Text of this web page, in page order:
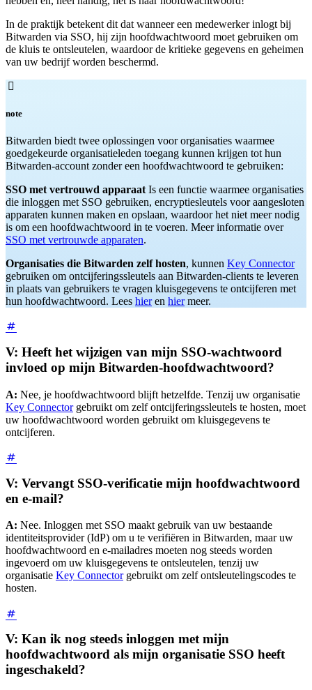
In de praktijk betekent dit dat wanneer een medewerker inlogt bij
Bitwarden via SSO, hij zijn hoofdwachtwoord moet gebruiken om
de kluis te ontsleutelen, waardoor de kritieke gegevens en geheimen
van uw bedrijf worden beschermd.

note
Bitwarden biedt twee oplossingen voor organisaties waarmee
goedgekeurde organisatieleden toegang kunnen krijgen tot hun
Bitwarden-account zonder een hoofdwachtwoord te gebruiken:
SSO met vertrouwd apparaat Is een functie waarmee organisaties
die inloggen met SSO gebruiken, encryptiesleutels voor aangesloten
apparaten kunnen maken en opslaan, waardoor het niet meer nodig
is om een hoofdwachtwoord in te voeren. Meer informatie over
SSO met vertrouwde apparaten.
Organisaties die Bitwarden zelf hosten, kunnen Key Connector
gebruiken om ontcijferingssleutels aan Bitwarden-clients te leveren
in plaats van gebruikers te vragen kluisgegevens te ontcijferen met
hun hoofdwachtwoord. Lees hieren hiermeer.
V: Heeft het wijzigen van mijn SSO-wachtwoord
invloed op mijn Bitwarden-hoofdwachtwoord?
A: Nee, je hoofdwachtwoord blijft hetzelfde. Tenzij uw organisatie
Key Connectorgebruikt om zelf ontcijferingssleutels te hosten, moet
uw hoofdwachtwoord worden gebruikt om kluisgegevens te
ontcijferen.
V: Vervangt SSO-verificatie mijn hoofdwachtwoord
en e-mail?
A: Nee. Inloggen met SSO maakt gebruik van uw bestaande
identiteitsprovider (IdP) om u te verifiëren in Bitwarden, maar uw
hoofdwachtwoord en e-mailadres moeten nog steeds worden
ingevoerd om uw kluisgegevens te ontsleutelen, tenzij uw
organisatie Key Connectorgebruikt om zelf ontsleutelingscodes te
hosten.
V: Kan ik nog steeds inloggen met mijn
hoofdwachtwoord als mijn organisatie SSO heeft
ingeschakeld?